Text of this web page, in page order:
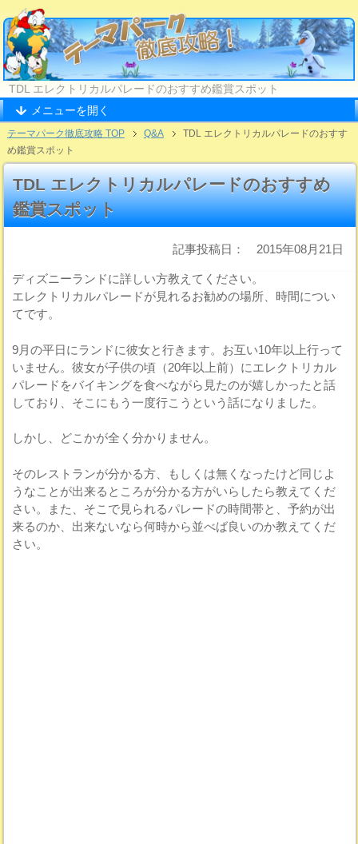
TDL エレクトリカルパレードのおすすめ鑑賞スポット
メニューを開く
テーマパーク徹底攻略 TOP Q&A
TDL エレクトリカルパレードのおすす
め鑑賞スポット
TDL エレクトリカルパレードのおすすめ
鑑賞スポット
記事投稿日： 2015年08月21日
ディズニーランドに詳しい方教えてください。
エレクトリカルパレードが見れるお勧めの場所、時間につい
てです。
9月の平日にランドに彼女と行きます。お互い10年以上行って
いません。彼女が子供の頃（20年以上前）にエレクトリカル
パレードをバイキングを食べながら見たのが嬉しかったと話
しており、そこにもう一度行こうという話になりました。
しかし、どこかが全く分かりません。
そのレストランが分かる方、もしくは無くなったけど同じよ
うなことが出来るところが分かる方がいらしたら教えてくだ
さい。また、そこで見られるパレードの時間帯と、予約が出
来るのか、出来ないなら何時から並べば良いのか教えてくだ
さい。